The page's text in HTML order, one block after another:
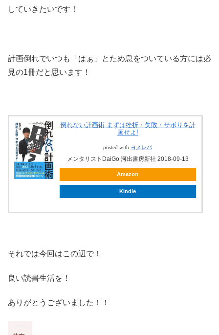
していきたいです！
計画倒れでいつも「はぁ」とため息をついている方には必
見の1冊だと思います！
倒れない計画術:まずは挫折・失敗・サボりを計
画せよ!
posted with ヨメレバ
メンタリストDaiGo 河出書房新社 2018-09-13
Amazon
Kindle
それでは今回はこの辺で！
良い読書生活を！
ありがとうございました！！